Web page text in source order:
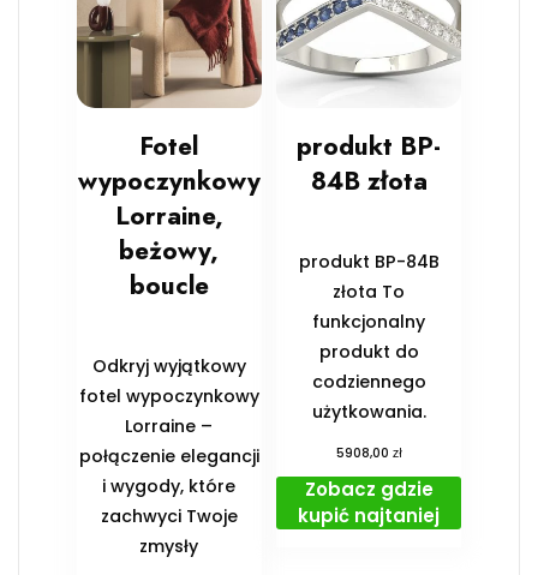
Fotel
wypoczynkowy
Lorraine,
beżowy,
boucle
Odkryj wyjątkowy
fotel wypoczynkowy
Lorraine –
połączenie elegancji
i wygody, które
zachwyci Twoje
zmysły
produkt BP-
84B złota
produkt BP-84B
złota To
funkcjonalny
produkt do
codziennego
użytkowania.
5908,00 zł
Zobacz gdzie
kupić najtaniej